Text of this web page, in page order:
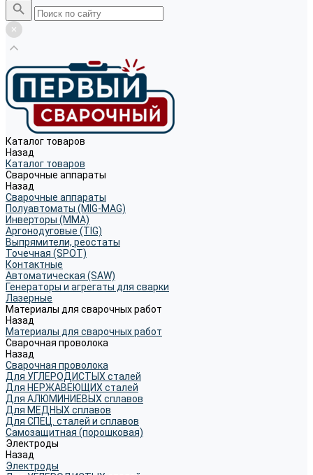
Каталог товаров
Назад
Каталог товаров
Сварочные аппараты
Назад
Сварочные аппараты
Полуавтоматы (MIG-MAG)
Инверторы (MMA)
Аргонодуговые (TIG)
Выпрямители, реостаты
Точечная (SPOT)
Контактные
Автоматическая (SAW)
Генераторы и агрегаты для сварки
Лазерные
Материалы для сварочных работ
Назад
Материалы для сварочных работ
Сварочная проволока
Назад
Сварочная проволока
Для УГЛЕРОДИСТЫХ сталей
Для НЕРЖАВЕЮЩИХ сталей
Для АЛЮМИНИЕВЫХ сплавов
Для МЕДНЫХ сплавов
Для СПЕЦ. сталей и сплавов
Самозащитная (порошковая)
Электроды
Назад
Электроды